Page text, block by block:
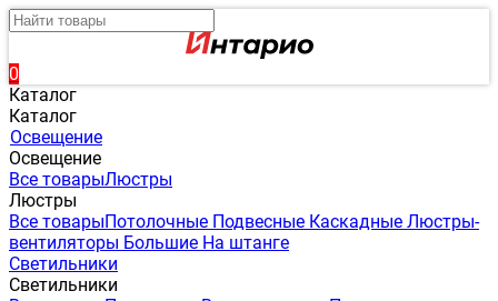
0
Каталог
Каталог
Освещение
Освещение
Все товарыЛюстры
Люстры
Все товарыПотолочные Подвесные Каскадные Люстры-
вентиляторы Большие На штанге
Светильники
Светильники